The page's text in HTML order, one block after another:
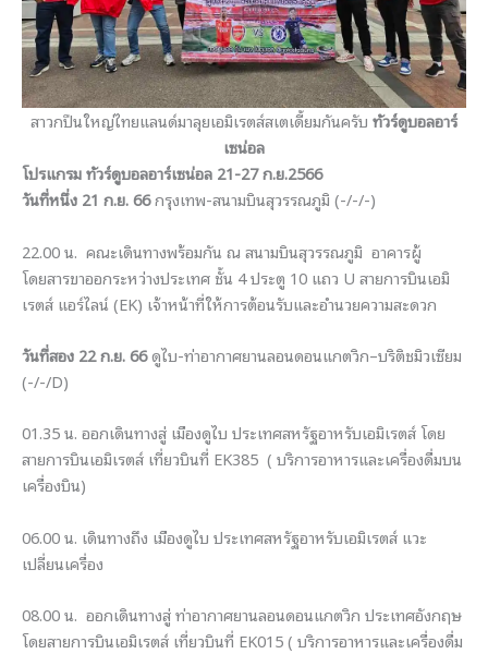
สาวกปืนใหญ่ไทยแลนด์มาลุยเอมิเรตส์สเตเดี้ยมกันครับ ทัวร์ดูบอลอาร์
เซน่อล
โปรแกรม ทัวร์ดูบอลอาร์เซน่อล 21-27 ก.ย.2566
วันที่หนึ่ง 21 ก.ย. 66กรุงเทพ-สนามบินสุวรรณภูมิ (-/-/-)
22.00 น. คณะเดินทางพร้อมกัน ณ สนามบินสุวรรณภูมิ อาคารผู้
โดยสารขาออกระหว่างประเทศ ชั้น 4 ประตู 10 แถว U สายการบินเอมิ
เรตส์ แอร์ไลน์ (EK) เจ้าหน้าที่ให้การต้อนรับและอำนวยความสะดวก
วันที่สอง 22 ก.ย. 66ดูไบ-ท่าอากาศยานลอนดอนแกตวิก–บริติชมิวเซียม
(-/-/D)
01.35 น. ออกเดินทางสู่ เมืองดูไบ ประเทศสหรัฐอาหรับเอมิเรตส์ โดย
สายการบินเอมิเรตส์ เที่ยวบินที่ EK385 ( บริการอาหารและเครื่องดื่มบน
เครื่องบิน)
06.00 น. เดินทางถึง เมืองดูไบ ประเทศสหรัฐอาหรับเอมิเรตส์ แวะ
เปลี่ยนเครื่อง
08.00 น. ออกเดินทางสู่ ท่าอากาศยานลอนดอนแกตวิก ประเทศอังกฤษ
โดยสายการบินเอมิเรตส์ เที่ยวบินที่ EK015 ( บริการอาหารและเครื่องดื่ม